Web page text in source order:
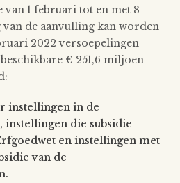
1 februari tot en met 8
van de aanvulling kan worden
2022 versoepelingen
€ 251,6 miljoen
instellingen in de
instellingen die subsidie
en instellingen met
van de